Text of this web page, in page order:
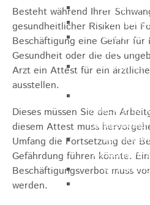
Rosenstein
Besteht während Ihrer
gesundheitlicher Risiken bei
Beschäftigung eine Gefahr für
Gesundheit oder die des
Arzt ein Attest für ein
ausstellen.
Dieses müssen Sie dem
diesem Attest muss
Umfang die Fortsetzung der
Gefährdung führen könnte.
Beschäftigungsverbot muss
werden.